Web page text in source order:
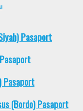
Pasaport
Pasaport
(Bordo) Pasaport